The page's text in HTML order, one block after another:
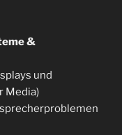
&
und
Media)